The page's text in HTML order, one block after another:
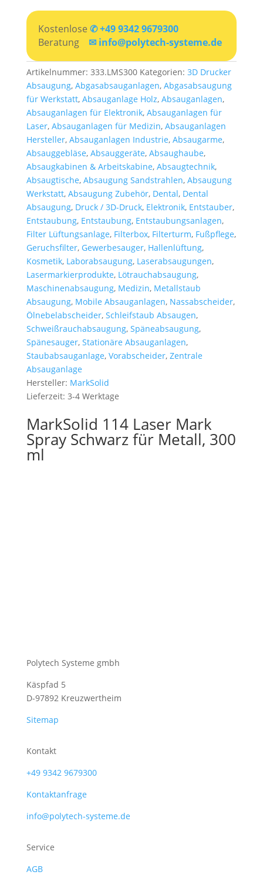
Kostenlose ✆ +49 9342 9679300
Beratung ✉ info@polytech-systeme.de
Artikelnummer: 333.LMS300 Kategorien: 3D Drucker
Absaugung, Abgasabsauganlagen, Abgasabsaugung
für Werkstatt, Absauganlage Holz, Absauganlagen,
Absauganlagen für Elektronik, Absauganlagen für
Laser, Absauganlagen für Medizin, Absauganlagen
Hersteller, Absauganlagen Industrie, Absaugarme,
Absauggebläse, Absauggeräte, Absaughaube,
Absaugkabinen & Arbeitskabine, Absaugtechnik,
Absaugtische, Absaugung Sandstrahlen, Absaugung
Werkstatt, Absaugung Zubehör, Dental, Dental
Absaugung, Druck / 3D-Druck, Elektronik, Entstauber,
Entstaubung, Entstaubung, Entstaubungsanlagen,
Filter Lüftungsanlage, Filterbox, Filterturm, Fußpflege,
Geruchsfilter, Gewerbesauger, Hallenlüftung,
Kosmetik, Laborabsaugung, Laserabsaugungen,
Lasermarkierprodukte, Lötrauchabsaugung,
Maschinenabsaugung, Medizin, Metallstaub
Absaugung, Mobile Absauganlagen, Nassabscheider,
Ölnebelabscheider, Schleifstaub Absaugen,
Schweißrauchabsaugung, Späneabsaugung,
Spänesauger, Stationäre Absauganlagen,
Staubabsauganlage, Vorabscheider, Zentrale
Absauganlage
Hersteller: MarkSolid
Lieferzeit: 3-4 Werktage
MarkSolid 114 Laser Mark
Spray Schwarz für Metall, 300
ml
Polytech Systeme gmbh
Käspfad 5
D-97892 Kreuzwertheim
Sitemap
Kontakt
+49 9342 9679300
Kontaktanfrage
info@polytech-systeme.de
Service
AGB